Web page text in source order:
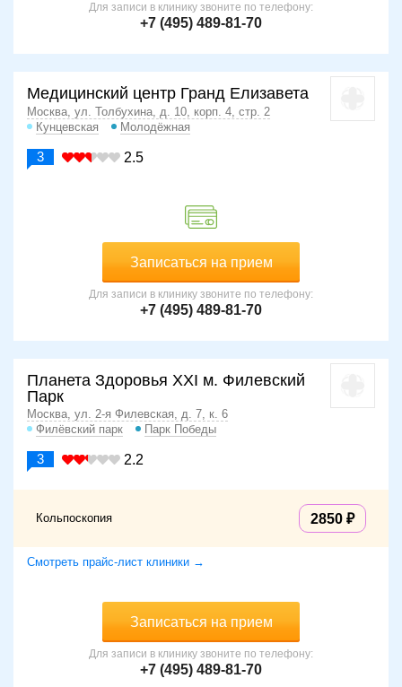
Для записи в клинику звоните по телефону:
+7 (495) 489-81-70
Медицинский центр Гранд Елизавета
Москва, ул. Толбухина, д. 10, корп. 4, стр. 2
Кунцевская
Молодёжная
3 2.5
Записаться на прием
Для записи в клинику звоните по телефону:
+7 (495) 489-81-70
Планета Здоровья XXI м. Филевский
Парк
Москва, ул. 2-я Филевская, д. 7, к. 6
Филёвский парк
Парк Победы
3 2.2
Кольпоскопия 2850
Смотреть прайс-лист клиники →
Записаться на прием
Для записи в клинику звоните по телефону:
+7 (495) 489-81-70